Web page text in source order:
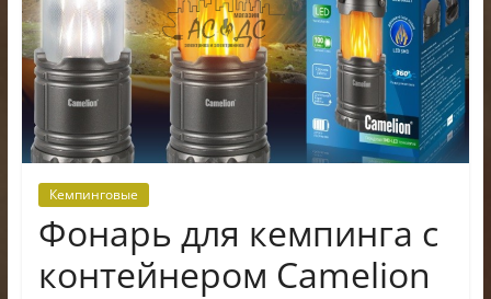
Кемпинговые
Фонарь для кемпинга с
контейнером Camelion